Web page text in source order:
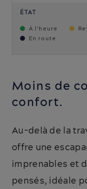
ÉTAT
À l’heure
En route
Moins de
confort.
Au-delà de la
offre une
imprenables et
pensés, idéale